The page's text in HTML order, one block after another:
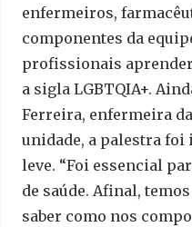
enfermeiros,
componentes da
profissionais
a sigla LGBTQIA+.
Ferreira, enfermeira
unidade, a palestra foi
leve. “Foi essencial
de saúde. Afinal,
saber como nos